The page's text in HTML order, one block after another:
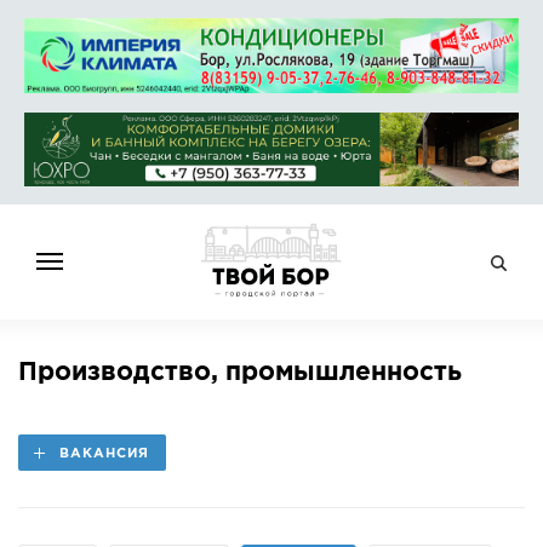
НОВОСТИ
ОБЪЯВЛЕНИЯ
Производство, промышленность
ВАКАНСИЯ